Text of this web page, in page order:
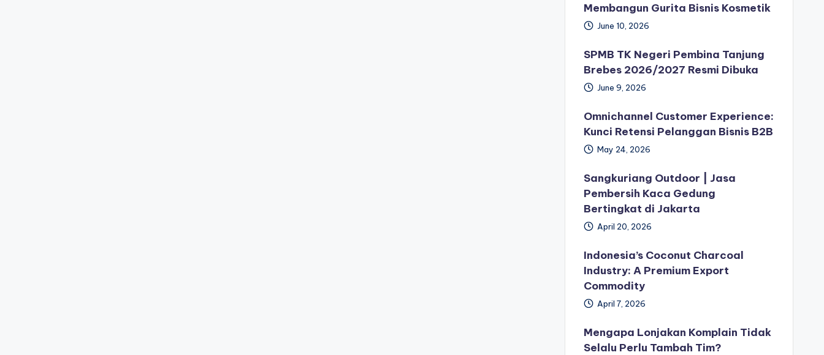
Membangun Gurita Bisnis Kosmetik
June 10, 2026
SPMB TK Negeri Pembina Tanjung
Brebes 2026/2027 Resmi Dibuka
June 9, 2026
Omnichannel Customer Experience:
Kunci Retensi Pelanggan Bisnis B2B
May 24, 2026
Sangkuriang Outdoor | Jasa
Pembersih Kaca Gedung
Bertingkat di Jakarta
April 20, 2026
Indonesia’s Coconut Charcoal
Industry: A Premium Export
Commodity
April 7, 2026
Mengapa Lonjakan Komplain Tidak
Selalu Perlu Tambah Tim?